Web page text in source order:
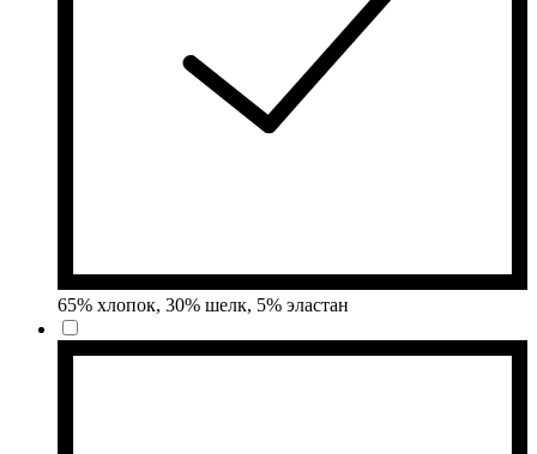
65% хлопок, 30% шелк, 5% эластан